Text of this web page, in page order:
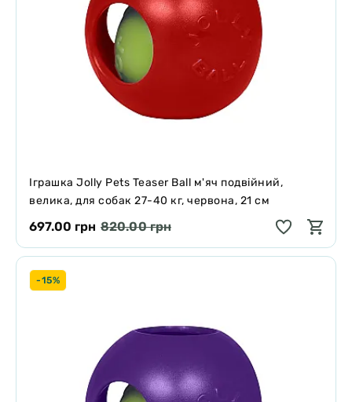
Іграшка Jolly Pets Teaser Ball м'яч подвійний,
велика, для собак 27-40 кг, червона, 21 см
697.00 грн 820.00 грн
-15%